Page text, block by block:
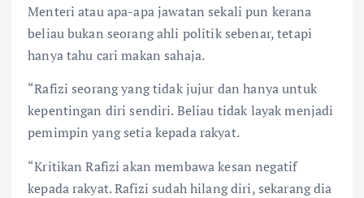
Menteri atau apa-apa jawatan sekali pun kerana
beliau bukan seorang ahli politik sebenar, tetapi
hanya tahu cari makan sahaja.
“Rafizi seorang yang tidak jujur dan hanya untuk
kepentingan diri sendiri. Beliau tidak layak menjadi
pemimpin yang setia kepada rakyat.
“Kritikan Rafizi akan membawa kesan negatif
kepada rakyat. Rafizi sudah hilang diri, sekarang dia